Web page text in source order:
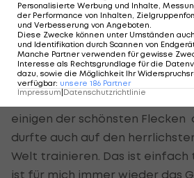
Match jeden Tag ein bis
Anstrengendste an so einer
nicht das Spielen sondern das
verschiedenen Stationen.
Ich war jetzt in der ersten
einigen der schönsten Flecken
durfte auch auf den
Welt trainieren. Das ist einfach
ist für mich immer wieder das
Personalisierte Werbung und Inhalte,
der Performance von Inhalten,
und Verbesserung von Angeboten.
Diese Zwecke können unter Umständen auch
und Identifikation durch Scannen von
Manche Partner verwenden für gewisse
Interesse als Rechtsgrundlage für die
dazu, sowie die Möglichkeit Ihr
verfügbar: unsere 186 Partner
Impressum Datenschutzrichtlinie